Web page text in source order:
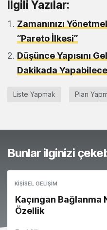
İlgili Yazılar:
Zamanınızı
“Pareto İlkesi”
Düşünce Yapısını
Dakikada
Liste Yapmak Plan
Bunlar ilginizi
KIŞISEL GELIŞIM
Kaçıngan Bağlanma
Özellik